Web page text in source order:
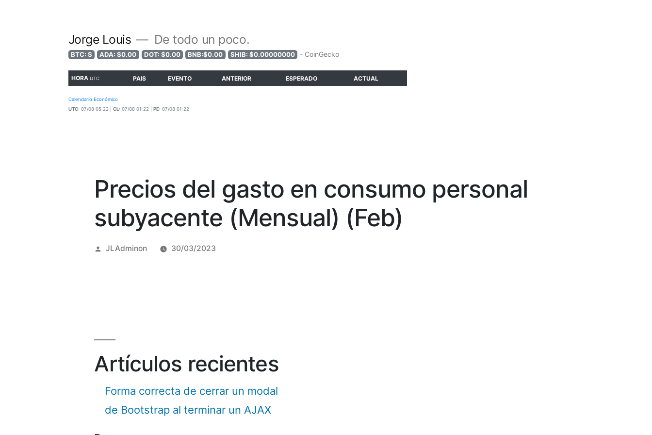
Jorge Louis De todo un poco.
BTC: $ ADA: $0.00 DOT: $0.00 BNB:$0.00 SHIB: $0.00000000 - CoinGecko
Calendario Económico
UTC: 07/08 05:22 | CL: 07/08 01:22 | PE: 07/08 01:22
HORAUTC PAIS EVENTO ANTERIOR ESPERADO ACTUAL
Precios del gasto en consumo personal
subyacente (Mensual) (Feb)
Posted
JLAdminon 30/03/2023
Artículos recientes
Forma correcta de cerrar un modal
de Bootstrap al terminar un AJAX